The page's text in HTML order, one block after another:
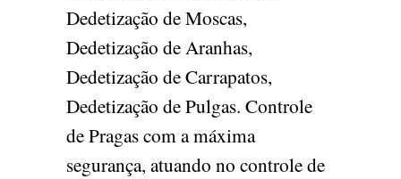
Dedetização de Moscas,
Dedetização de Aranhas,
Dedetização de Carrapatos,
Dedetização de Pulgas. Controle
de Pragas com a máxima
segurança, atuando no controle de